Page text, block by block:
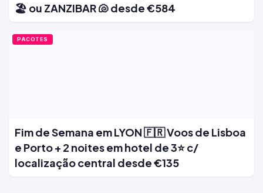
🏖️ ou ZANZIBAR 🐚 desde €584
PACOTES
Fim de Semana em LYON 🇫🇷 Voos de Lisboa
e Porto + 2 noites em hotel de 3⭐ c/
localização central desde €135